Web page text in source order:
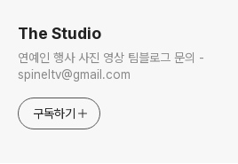
The Studio
연예인 행사 사진 영상 팀블로그 문의 -
spineltv@gmail.com
구독하기